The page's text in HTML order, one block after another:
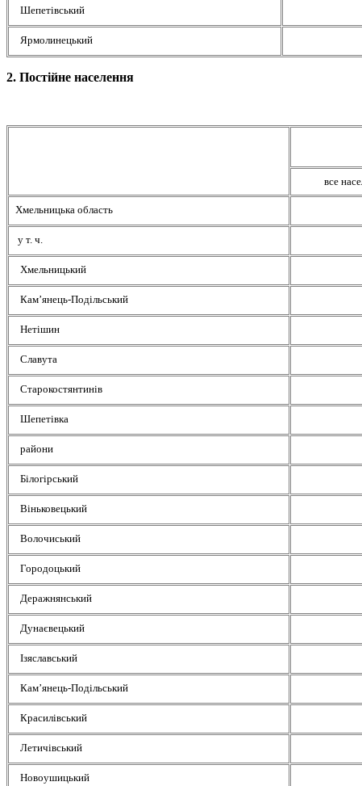
Шепетівський
Ярмолинецький
2. Постійне населення
все
Хмельницька область
у т. ч.
Хмельницький
Кам’янець-Подільський
Нетішин
Славута
Старокостянтинів
Шепетівка
райони
Білогірський
Віньковецький
Волочиський
Городоцький
Деражнянський
Дунаєвецький
Ізяславський
Кам’янець-Подільський
Красилівський
Летичівський
Новоушицький